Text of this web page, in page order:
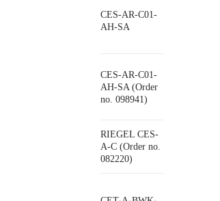
CES-AR-C01-
AH-SA
CES-AR-C01-
AH-SA (Order
no. 098941)
RIEGEL CES-
A-C (Order no.
082220)